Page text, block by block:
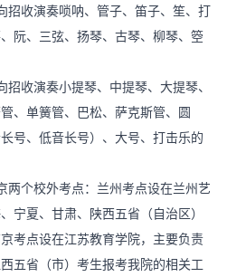
收演奏唢呐、管子、笛子、笙、打
阮、三弦、扬琴、古琴、柳琴、箜
收演奏小提琴、中提琴、大提琴、
、单簧管、巴松、萨克斯管、圆
号、低音长号）、大号、打击乐的
个校外考点：兰州考点设在兰州艺
宁夏、甘肃、陕西五省（自治区）
考点设在江苏教育学院，主要负责
五省（市）考生报考我院的相关工